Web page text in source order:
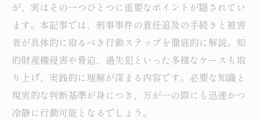
が、実はその一つひとつに重要なポイントが隠されてい
ます。本記事では、刑事事件の責任追及の手続きと被害
者が具体的に取るべき行動ステップを徹底的に解説。知
的財産権侵害や脅迫、過失犯といった多様なケースも取
り上げ、実践的に理解が深まる内容です。必要な知識と
現実的な判断基準が身につき、万が一の際にも迅速かつ
冷静に行動可能となるでしょう。